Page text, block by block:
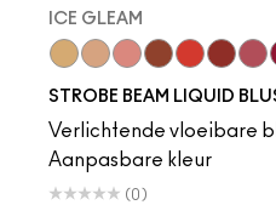
ICE GLEAM
STROBE BEAM LIQUID
Verlichtende vloeibare
Aanpasbare kleur
(0)